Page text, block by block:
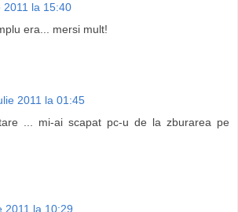
2011 la 15:40
era... mersi mult!
2011 la 01:45
... mi-ai scapat pc-u de la zburarea pe
2011 la 10:29